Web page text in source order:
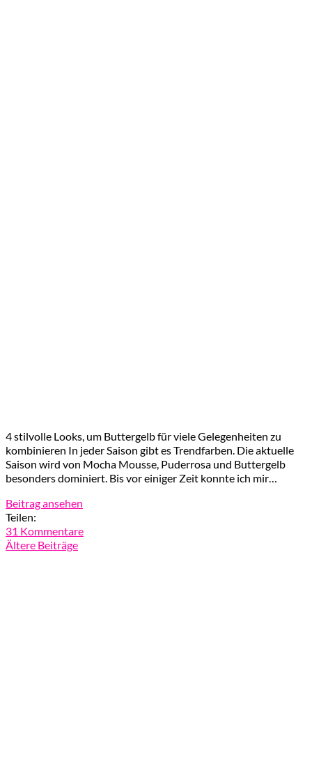
4 stilvolle Looks, um Buttergelb für viele Gelegenheiten zu
kombinieren In jeder Saison gibt es Trendfarben. Die aktuelle
Saison wird von Mocha Mousse, Puderrosa und Buttergelb
besonders dominiert. Bis vor einiger Zeit konnte ich mir…
Beitrag ansehen
Teilen:
31 Kommentare
Ältere Beiträge